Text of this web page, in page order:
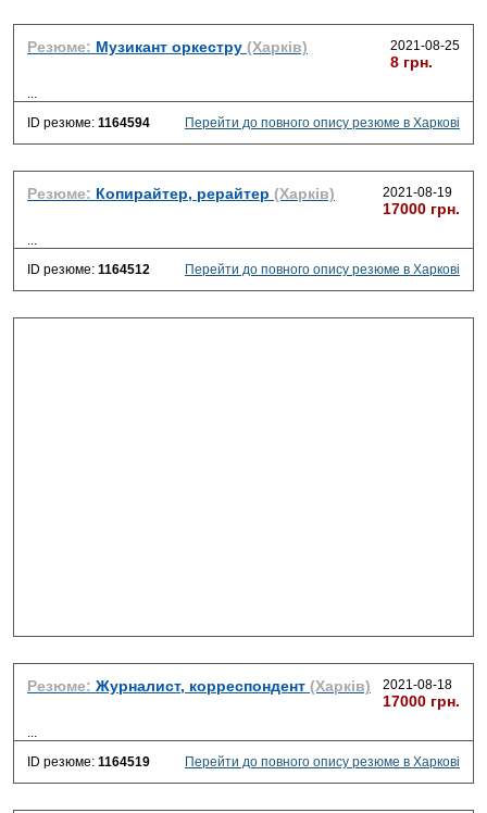
Резюме: Музикант оркестру (Харків) 2021-08-25
8 грн.
...
ID резюме: 1164594 Перейти до повного опису резюме в Харкові
Резюме: Копирайтер, рерайтер (Харків) 2021-08-19
17000 грн.
...
ID резюме: 1164512 Перейти до повного опису резюме в Харкові
Резюме: Журналист, корреспондент (Харків) 2021-08-18
17000 грн.
...
ID резюме: 1164519 Перейти до повного опису резюме в Харкові